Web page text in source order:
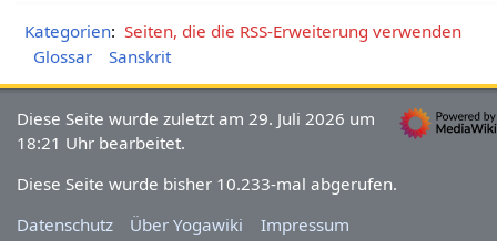
Kategorien: Seiten, die die RSS-Erweiterung verwenden
Glossar
Sanskrit
Diese Seite wurde zuletzt am 29. Juli 2026 um
18:21 Uhr bearbeitet.
Diese Seite wurde bisher 10.233-mal abgerufen.
Datenschutz
Über Yogawiki Impressum